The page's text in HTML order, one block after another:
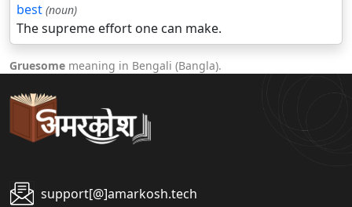
best (noun)
The supreme effort one can make.
Gruesome meaning in Bengali (Bangla).
support[@]amarkosh.tech